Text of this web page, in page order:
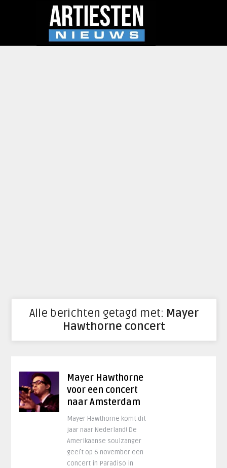
Alle berichten getagd met: Mayer
Hawthorne concert
Mayer Hawthorne
voor een concert
naar Amsterdam
Mayer Hawthorne komt dit
jaar naar Nederland! De
Amerikaanse soulzanger
geeft op 6 november een
concert in Paradiso in